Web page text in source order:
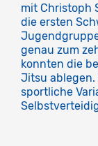
mit Christoph
die ersten
genau zum
konnten die
Jitsu ablegen.
sportliche